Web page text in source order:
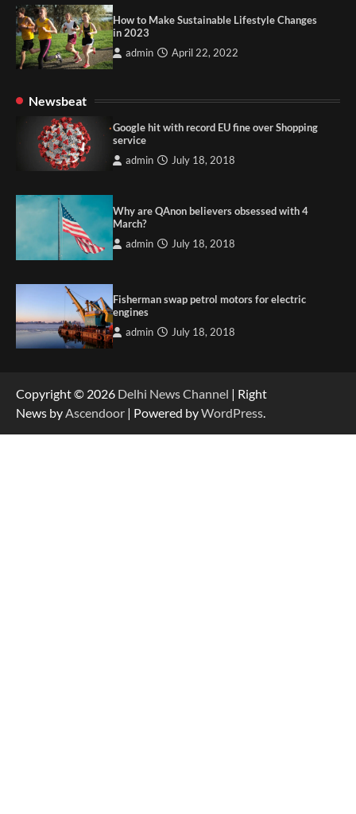
How to Make Sustainable Lifestyle Changes
in 2023
admin April 22, 2022
Newsbeat
Google hit with record EU fine over Shopping
service
admin July 18, 2018
Why are QAnon believers obsessed with 4
March?
admin July 18, 2018
Fisherman swap petrol motors for electric
engines
admin July 18, 2018
Copyright © 2026 Delhi News Channel | Right
News byAscendoor | Powered byWordPress.